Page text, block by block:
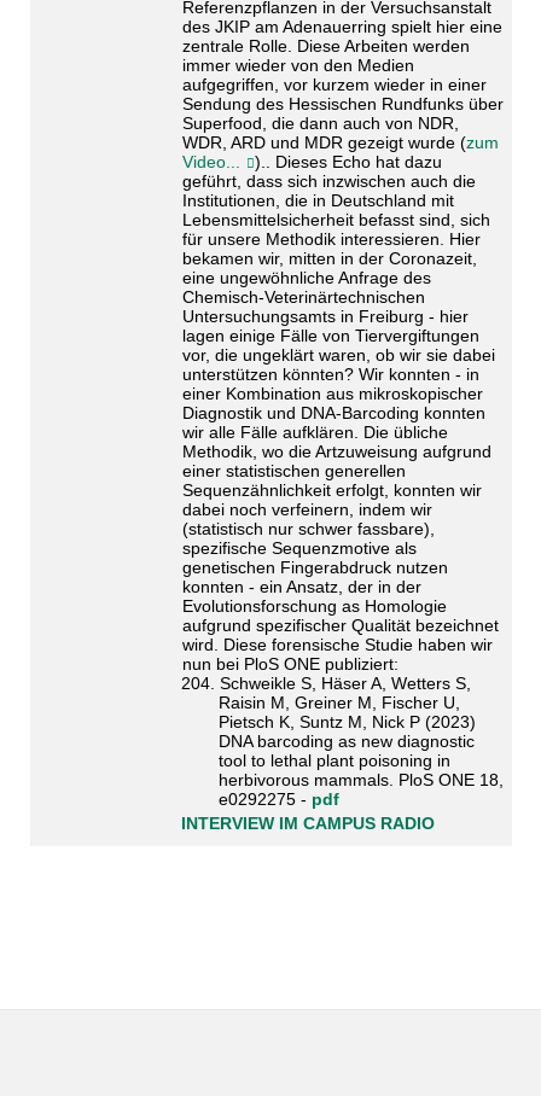
Referenzpflanzen in der Versuchsanstalt
des JKIP am Adenauerring spielt hier eine
zentrale Rolle. Diese Arbeiten werden
immer wieder von den Medien
aufgegriffen, vor kurzem wieder in einer
Sendung des Hessischen Rundfunks über
Superfood, die dann auch von NDR,
WDR, ARD und MDR gezeigt wurde (zum
Video...
).. Dieses Echo hat dazu
geführt, dass sich inzwischen auch die
Institutionen, die in Deutschland mit
Lebensmittelsicherheit befasst sind, sich
für unsere Methodik interessieren. Hier
bekamen wir, mitten in der Coronazeit,
eine ungewöhnliche Anfrage des
Chemisch-Veterinärtechnischen
Untersuchungsamts in Freiburg - hier
lagen einige Fälle von Tiervergiftungen
vor, die ungeklärt waren, ob wir sie dabei
unterstützen könnten? Wir konnten - in
einer Kombination aus mikroskopischer
Diagnostik und DNA-Barcoding konnten
wir alle Fälle aufklären. Die übliche
Methodik, wo die Artzuweisung aufgrund
einer statistischen generellen
Sequenzähnlichkeit erfolgt, konnten wir
dabei noch verfeinern, indem wir
(statistisch nur schwer fassbare),
spezifische Sequenzmotive als
genetischen Fingerabdruck nutzen
konnten - ein Ansatz, der in der
Evolutionsforschung as Homologie
aufgrund spezifischer Qualität bezeichnet
wird. Diese forensische Studie haben wir
nun bei PloS ONE publiziert:
204. Schweikle S, Häser A, Wetters S,
Raisin M, Greiner M, Fischer U,
Pietsch K, Suntz M, Nick P (2023)
DNA barcoding as new diagnostic
tool to lethal plant poisoning in
herbivorous mammals. PloS ONE 18,
e0292275 - pdf
INTERVIEW IM CAMPUS RADIO